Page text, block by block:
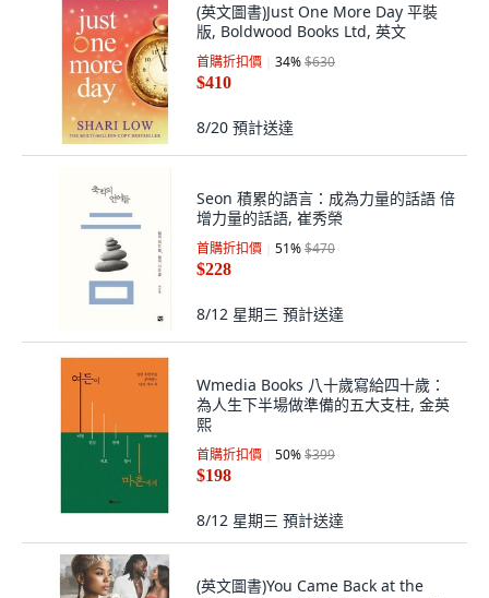
(英文圖書)Just One More Day 平裝
版, Boldwood Books Ltd, 英文
首購折扣價 34%$630
$410
8/20 預計送達
Seon 積累的語言：成為力量的話語 倍
增力量的話語, 崔秀榮
首購折扣價 51%$470
$228
8/12 星期三 預計送達
Wmedia Books 八十歲寫給四十歲：
為人生下半場做準備的五大支柱, 金英
熙
首購折扣價 50%$399
$198
8/12 星期三 預計送達
(英文圖書)You Came Back at the